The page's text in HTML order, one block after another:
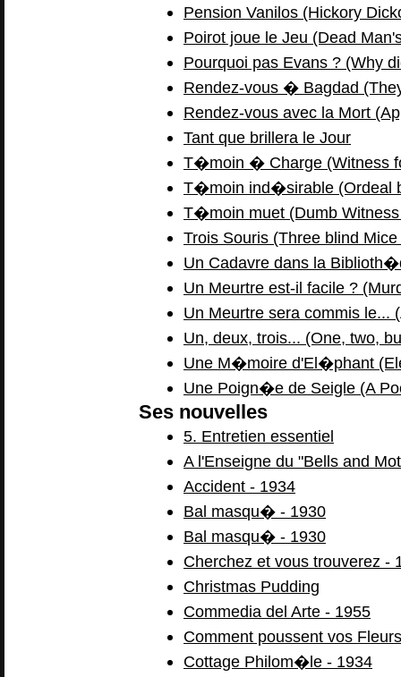
Pension Vanilos (Hickory
Poirot joue le Jeu (Dead
Pourquoi pas Evans ? (Why
Rendez-vous � Bagdad
Rendez-vous avec la Mort
Tant que brillera le Jour
T�moin � Charge (Witness
T�moin ind�sirable (Ordeal
T�moin muet (Dumb
Trois Souris (Three blind
Un Cadavre dans la
Un Meurtre est-il facile ?
Un Meurtre sera commis le...
Un, deux, trois... (One, two,
Une M�moire d'El�phant
Une Poign�e de Seigle (A
Ses nouvelles
5. Entretien essentiel
A l'Enseigne du "Bells and
Accident - 1934
Bal masqu� - 1930
Bal masqu� - 1930
Cherchez et vous trouverez -
Christmas Pudding
Commedia del Arte - 1955
Comment poussent vos
Cottage Philom�le - 1934